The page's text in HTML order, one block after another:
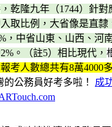
乾隆九年（1744）針對
取比例，大省像是直隸
，中省山東、山西、河
。（註5）相比現代，
考人數總共有8萬4000
的公務員好考多啦！ 成